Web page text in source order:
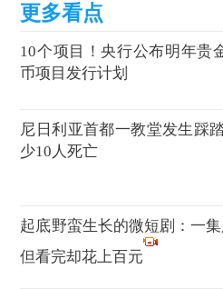
10个项目！央行公布明年贵
币项目发行计划
尼日利亚首都一教堂发生踩
少10人死亡
起底野蛮生长的微短剧：一
但看完却花上百元